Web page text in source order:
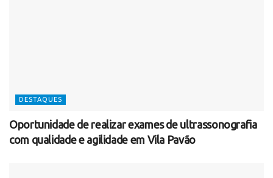
DESTAQUES
Oportunidade de realizar exames de ultrassonografia
com qualidade e agilidade em Vila Pavão